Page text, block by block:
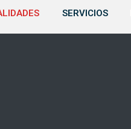
SERVICIOS